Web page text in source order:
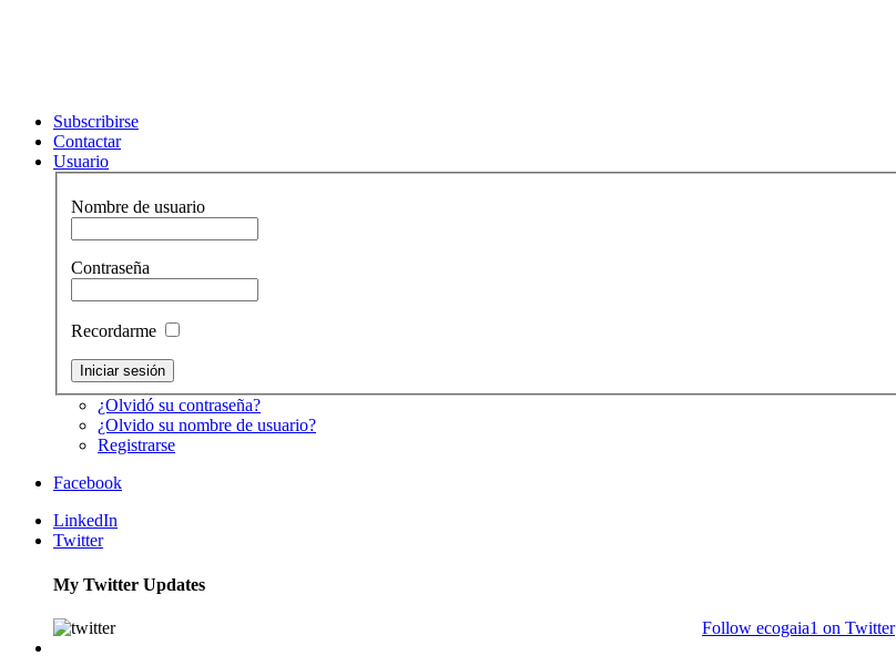
Subscribirse
Contactar
Usuario
Nombre de usuario
Contraseña
Recordarme
¿Olvidó su contraseña?
¿Olvido su nombre de usuario?
Registrarse
Facebook
LinkedIn
Twitter
My Twitter Updates
Follow ecogaia1 on Twitter